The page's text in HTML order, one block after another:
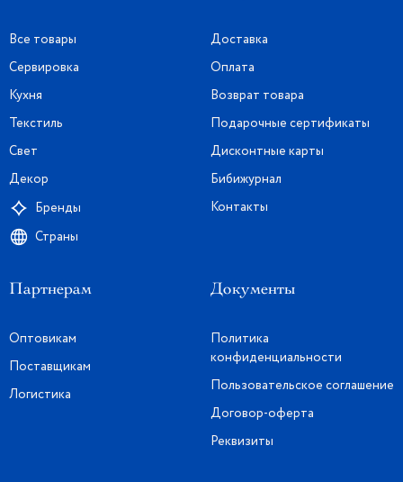
Все товары
Сервировка
Кухня
Текстиль
Свет
Декор
Бренды
Страны
Доставка
Оплата
Возврат товара
Подарочные сертификаты
Дисконтные карты
Бибижурнал
Контакты
Партнерам
Оптовикам
Поставщикам
Логистика
Документы
Политика
конфиденциальности
Пользовательское соглашение
Договор-оферта
Реквизиты